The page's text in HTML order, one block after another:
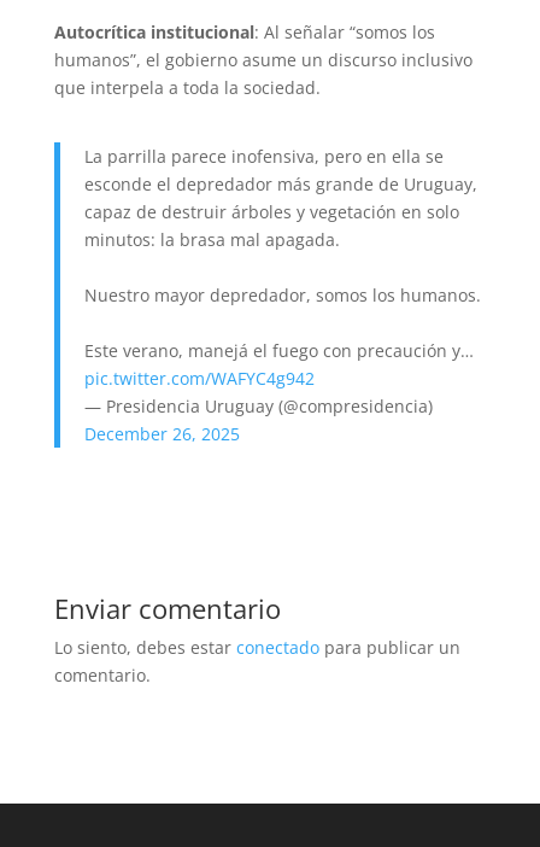
Autocrítica institucional: Al señalar “somos los
humanos”, el gobierno asume un discurso inclusivo
que interpela a toda la sociedad.
La parrilla parece inofensiva, pero en ella se
esconde el depredador más grande de Uruguay,
capaz de destruir árboles y vegetación en solo
minutos: la brasa mal apagada.
Nuestro mayor depredador, somos los humanos.
Este verano, manejá el fuego con precaución y…
pic.twitter.com/WAFYC4g942
— Presidencia Uruguay (@compresidencia)
December 26, 2025
Enviar comentario
Lo siento, debes estar conectadopara publicar un
comentario.